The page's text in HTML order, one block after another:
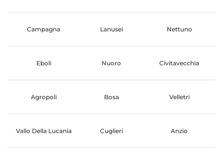
Campagna Lanusei Nettuno
Eboli Nuoro Civitavecchia
Agropoli Bosa Velletri
Vallo Della Lucania Cuglieri Anzio